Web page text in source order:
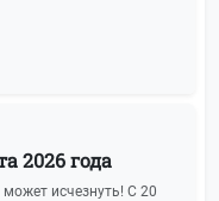
2026 года
исчезнуть! С 20